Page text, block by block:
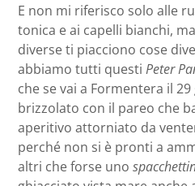
E non mi riferisco solo alle
tonica e ai capelli bianchi,
diverse ti piacciono cose
abbiamo tutti questi Peter
che se vai a Formentera il
brizzolato con il pareo che
aperitivo attorniato da
perché non si è pronti a
altri che forse uno